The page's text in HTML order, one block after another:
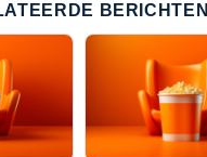
BERICHTEN